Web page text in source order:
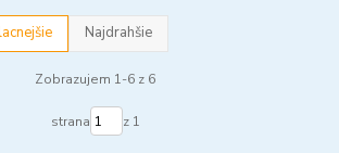
Najdrahšie
Zobrazujem 1-6 z 6
strana z 1